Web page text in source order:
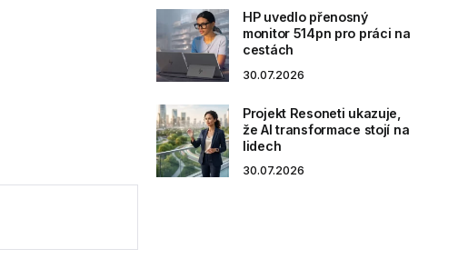
HP uvedlo přenosný
monitor 514pn pro práci na
cestách
30.07.2026
Projekt Resoneti ukazuje,
že AI transformace stojí na
lidech
30.07.2026